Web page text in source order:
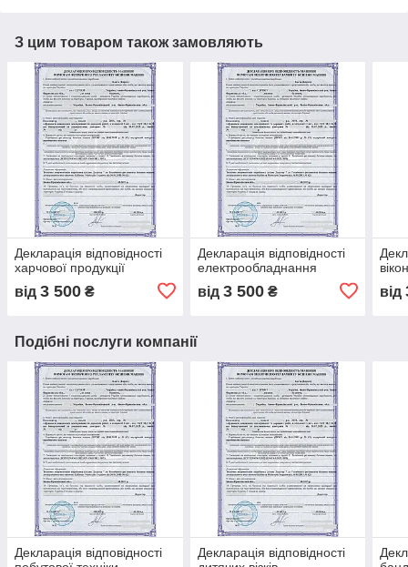
З цим товаром також замовляють
Декларація відповідності
харчової продукції
від 3 500 ₴
Декларація відповідності
електрообладнання
від 3 500₴ від
Подібні послуги компанії
Декларація відповідності
Декларація відповідності